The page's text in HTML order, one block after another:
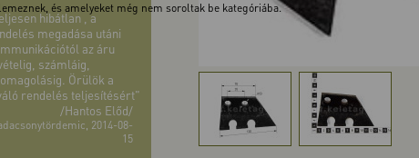
és amelyeket még nem soroltak be kategóriába.
hibátlan , a
megadása utáni
az áru
számláig,
Örülök a
rendelés teljesítésért"
/Hantos Előd/
2014-08-
15